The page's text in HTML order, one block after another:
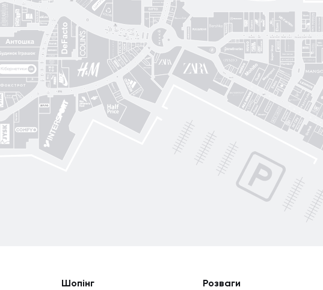
Art City
Rikky Hype
Guide
Guess
Super Step
Yarmich
MD Fashion
Авіація Галичини
Sкріпка
Lefard
Intimissimi UOMO Mariani Italy
Moroon
Trend collection
Ochnik
Шопінг Розваги